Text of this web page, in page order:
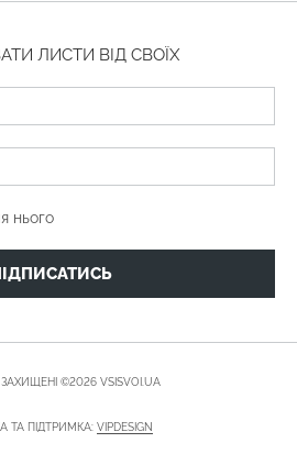
ЛИСТИ ВІД СВОЇХ
нього
©2026 VSISVOI.UA
ТА ПІДТРИМКА: VIPDESIGN